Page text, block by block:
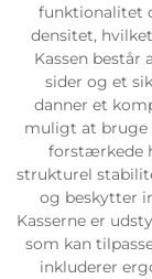
funktionalitet
densitet,
Kassen består
sider og et
danner et
muligt at bruge
forstærkede
strukturel
og beskytter
Kasserne er
som kan
inkluderer